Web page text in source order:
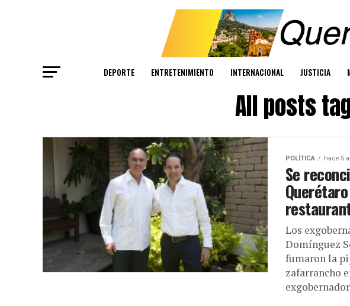
DEPORTE ENTRETENIMIENTO INTERNACIONAL JUSTICIA
All posts
POLÍTICA hace 5
Se
Los
Domínguez
fumaron la
zafarrancho